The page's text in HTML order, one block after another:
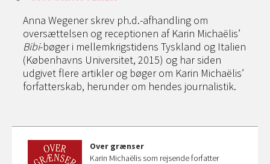
Anna Wegener skrev ph.d.-afhandling om
oversættelsen og receptionen af Karin Michaëlis’
Bibi-bøger i mellemkrigstidens Tyskland og Italien
(Københavns Universitet, 2015) og har siden
udgivet flere artikler og bøger om Karin Michaëlis’
forfatterskab, herunder om hendes journalistik.
Over grænser
Karin Michaëlis som rejsende forfatter